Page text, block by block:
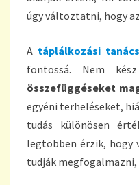
úgy változtatni, hogy
A táplálkozási
fontossá. Nem
összefüggéseket
egyéni terheléseket,
tudás különösen
legtöbben érzik, hogy
tudják megfogalmazni,